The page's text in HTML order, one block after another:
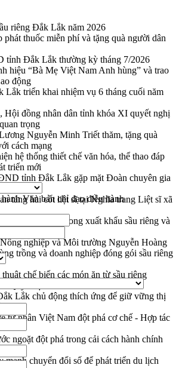
riêng Đắk Lắk năm 2026
phát thuốc miễn phí và tặng quà người dân
tỉnh Đắk Lắk thường kỳ tháng 7/2026
hiệu “Bà Mẹ Việt Nam Anh hùng” và trao
động
triển khai nhiệm vụ 6 tháng cuối năm
đồng nhân dân tỉnh khóa XI quyết nghị
trọng
Nguyễn Minh Triết thăm, tặng quà
cách mạng
hệ thống thiết chế văn hóa, thể thao đáp
triển mới
tỉnh Đắk Lắk gặp mặt Đoàn chuyên gia
táng hài cốt liệt sĩ tại Nghĩa trang Liệt sĩ xã
gỡ khó khăn trong xuất khẩu sầu riêng và
EUDR
nghiệp và Môi trường Nguyễn Hoàng
trồng và doanh nghiệp đóng gói sầu riêng
chế biến các món ăn từ sầu riêng
Quy hoạch và xúc tiến đầu tư tỉnh
Lắk chủ động thích ứng để giữ vững thị
tư nhân Việt Nam đột phá cơ chế - Hợp tác
ngoặt đột phá trong cải cách hành chính
mạnh chuyển đổi số để phát triển du lịch
Văn bản chỉ đạo điều hành